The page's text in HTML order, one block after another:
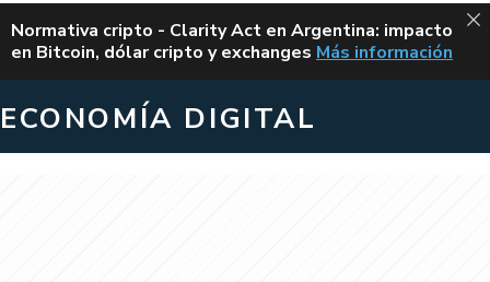
ALERTA
Normativa cripto - Clarity Act en Argentina: impacto
en Bitcoin, dólar cripto y exchanges CLARITY ACT EN
Más información
ECONOMÍA DIGITAL